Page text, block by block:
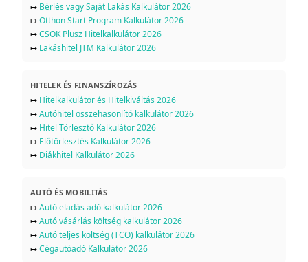
↦ Bérlés vagy Saját Lakás Kalkulátor 2026
↦Otthon Start Program Kalkulátor 2026
↦CSOK Plusz Hitelkalkulátor 2026
↦ Lakáshitel JTM Kalkulátor 2026
HITELEK ÉS FINANSZÍROZÁS
↦ Hitelkalkulátor és Hitelkiváltás 2026
↦Autóhitel összehasonlító kalkulátor 2026
↦ Hitel Törlesztő Kalkulátor 2026
↦ Előtörlesztés Kalkulátor 2026
↦ Diákhitel Kalkulátor 2026
AUTÓ ÉS MOBILITÁS
↦Autó eladás adó kalkulátor 2026
↦Autó vásárlás költség kalkulátor 2026
↦Autó teljes költség (TCO) kalkulátor 2026
↦Cégautóadó Kalkulátor 2026